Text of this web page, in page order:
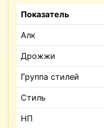
Показатель
Алк
Дрожжи
Группа стилей
Стиль
НП